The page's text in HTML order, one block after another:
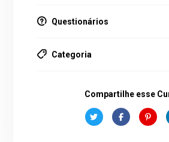
Questionários
Categoria
Compartilhe esse